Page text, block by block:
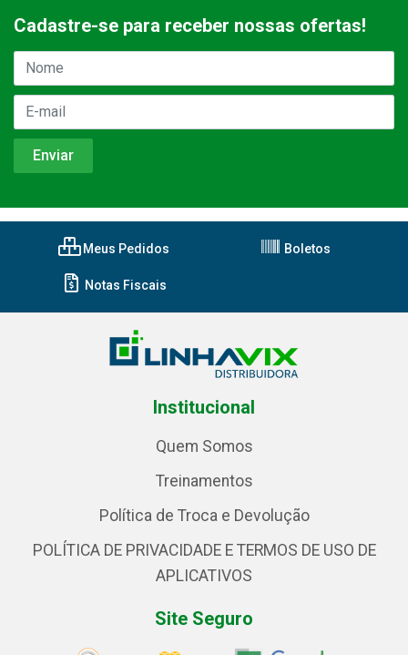
Cadastre-se para receber nossas ofertas!
Meus Pedidos Boletos
Notas Fiscais
Institucional
Quem Somos
Treinamentos
Política de Troca e Devolução
POLÍTICA DE PRIVACIDADE E TERMOS DE USO DE
APLICATIVOS
Site Seguro